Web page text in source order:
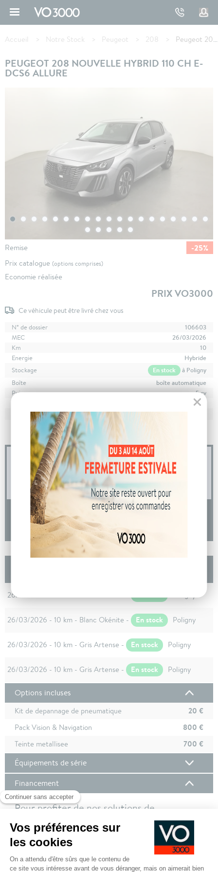
d'Ariane
Accueil Notre Stock Peugeot 208 Peugeot 208 Hybrid 110 ch e-DCS6 Allure
PEUGEOT 208 NOUVELLE HYBRID 110 CH E-
DCS6 ALLURE
Remise -25%
Prix catalogue (options comprises)
Economie réalisée
PRIX VO3000
Ce véhicule peut être livré chez vous
N° de dossier
106603
MEC
26/03/2026
Km
10
Energie
Hybride
Stockage
En stock
à Poligny
Boîte
boîte automatique
Puissance
5 cv
Gris Artense
avec WLTP
04 73 14 64 14
(Prix d'un appel local)
DEMANDE D'INFORMATIONS
26/03/2026 - 10 km - Blanc Okénite -
26/03/2026 - 10 km - Blanc Okénite - En stock Poligny
26/03/2026 - 10 km - Gris Artense - En stock Poligny
26/03/2026 - 10 km - Gris Artense - En stock Poligny
Options incluses
Kit de depannage de pneumatique 20 €
Pack Vision & Navigation 800 €
Teinte metallisee
700 €
Équipements de série
Financement
Pour profiter de nos solutions de
financement, nous vous invitons à vous
connecter à votre compte client !
Pour plus de de détails sur nos offres de financement,
cliquez ici